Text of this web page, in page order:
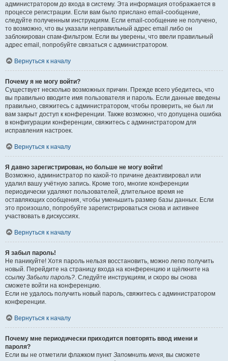
администратором до входа в систему. Эта информация отображается в
процессе регистрации. Если вам было прислано email-сообщение,
следуйте полученным инструкциям. Если email-сообщение не получено,
то возможно, что вы указали неправильный адрес email либо он
заблокирован спам-фильтром. Если вы уверены, что ввели правильный
адрес email, попробуйте связаться с администратором.
Вернуться к началу
Почему я не могу войти?
Существует несколько возможных причин. Прежде всего убедитесь, что
вы правильно вводите имя пользователя и пароль. Если данные введены
правильно, свяжитесь с администратором, чтобы проверить, не был ли
вам закрыт доступ к конференции. Также возможно, что допущена ошибка
в конфигурации конференции, свяжитесь с администратором для
исправления настроек.
Вернуться к началу
Я давно зарегистрирован, но больше не могу войти!
Возможно, администратор по какой-то причине деактивировал или
удалил вашу учётную запись. Кроме того, многие конференции
периодически удаляют пользователей, длительное время не
оставляющих сообщения, чтобы уменьшить размер базы данных. Если
это произошло, попробуйте зарегистрироваться снова и активнее
участвовать в дискуссиях.
Вернуться к началу
Я забыл пароль!
Не паникуйте! Хотя пароль нельзя восстановить, можно легко получить
новый. Перейдите на страницу входа на конференцию и щёлкните на
ссылку Забыли пароль?. Следуйте инструкциям, и скоро вы снова
сможете войти на конференцию.
Если не удалось получить новый пароль, свяжитесь с администратором
конференции.
Вернуться к началу
Почему мне периодически приходится повторять ввод имени и
пароля?
Если вы не отметили флажком пункт Запомнить меня, вы сможете